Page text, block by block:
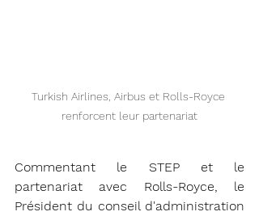
Turkish Airlines, Airbus et Rolls-Royce
renforcent leur partenariat
Commentant le STEP et le
partenariat avec Rolls-Royce, le
Président du conseil d'administration